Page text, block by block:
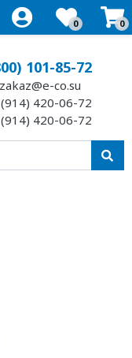
0 0
101-85-72
zakaz@e-co.su
420-06-72
420-06-72